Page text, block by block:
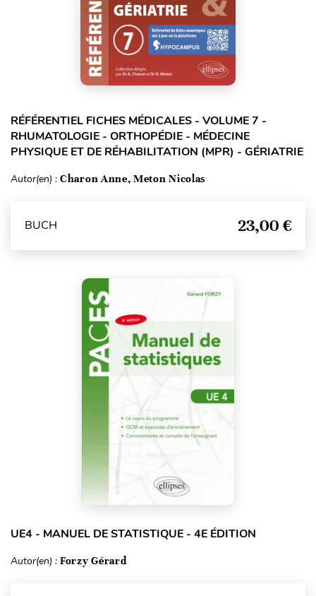
RÉFÉRENTIEL FICHES MÉDICALES - VOLUME 7 -
RHUMATOLOGIE - ORTHOPÉDIE - MÉDECINE
PHYSIQUE ET DE RÉHABILITATION (MPR) - GÉRIATRIE
Autor(en) : Charon Anne, Meton Nicolas
BUCH 23,00 €
UE4 - MANUEL DE STATISTIQUE - 4E ÉDITION
Autor(en) : Forzy Gérard